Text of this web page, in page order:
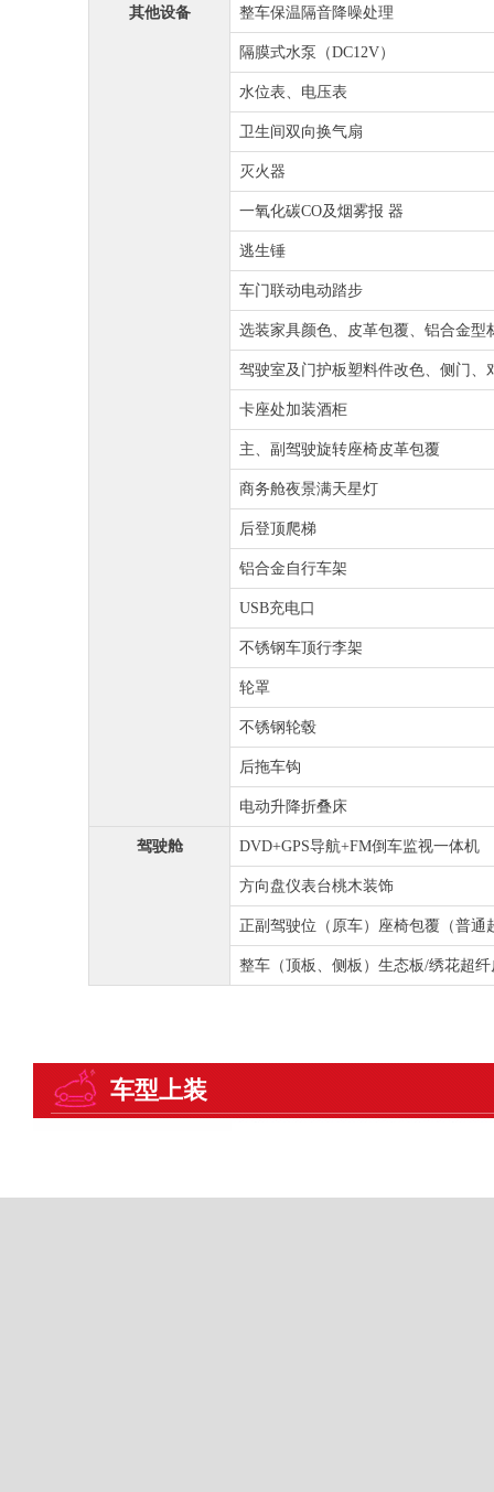
其他设备 整车保温隔音降噪处理
隔膜式水泵（DC12V）
水位表、电压表
卫生间双向换气扇
灭火器
一氧化碳CO及烟雾报 器
逃生锤
车门联动电动踏步
选装家具颜色、皮革包覆、铝合金型
驾驶室及门护板塑料件改色、侧门、
卡座处加装酒柜
主、副驾驶旋转座椅皮革包覆
商务舱夜景满天星灯
后登顶爬梯
铝合金自行车架
USB充电口
不锈钢车顶行李架
轮罩
不锈钢轮毂
后拖车钩
电动升降折叠床
驾驶舱 DVD+GPS导航+FM倒车监视一体机
方向盘仪表台桃木装饰
正副驾驶位（原车）座椅包覆（普通
整车（顶板、侧板）生态板/绣花超
车型上装